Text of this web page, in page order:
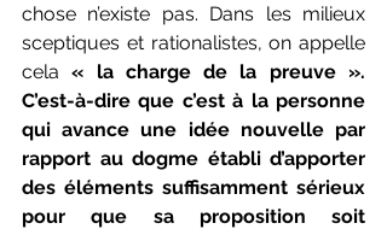
chose n’existe pas. Dans les milieux
sceptiques et rationalistes, on appelle
cela « la charge de la preuve ».
C’est-à-dire que c’est à la personne
qui avance une idée nouvelle par
rapport au dogme établi d’apporter
des éléments suffisamment sérieux
pour que sa proposition soit